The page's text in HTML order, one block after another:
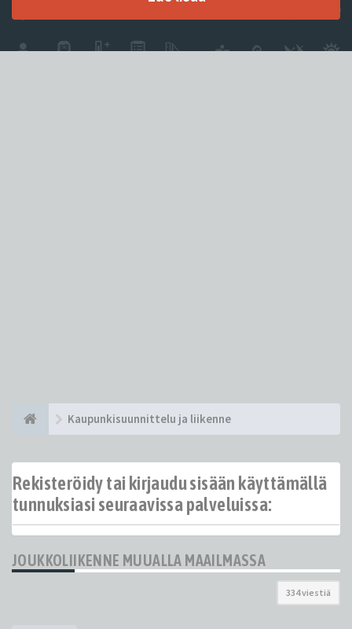
Kaupunkisuunnittelu ja liikenne
Rekisteröidy tai kirjaudu sisään käyttämällä
tunnuksiasi seuraavissa palveluissa:
JOUKKOLIIKENNE MUUALLA MAAILMASSA
334 viestiä